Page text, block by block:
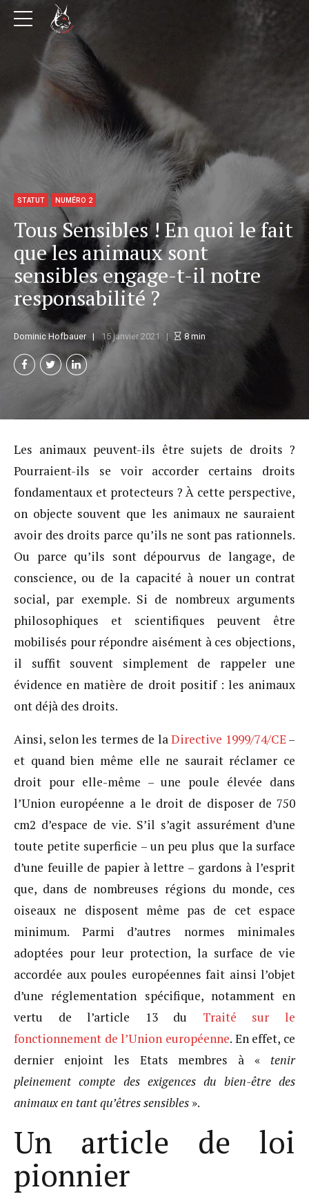
STATUT NUMÉRO 2
Tous Sensibles ! En quoi le fait
que les animaux sont
sensibles engage-t-il notre
responsabilité ?
Dominic Hofbauer 15 janvier 2021 8min
Les animaux peuvent-ils être sujets de droits ?
Pourraient-ils se voir accorder certains droits
fondamentaux et protecteurs ? À cette perspective,
on objecte souvent que les animaux ne sauraient
avoir des droits parce qu’ils ne sont pas rationnels.
Ou parce qu’ils sont dépourvus de langage, de
conscience, ou de la capacité à nouer un contrat
social, par exemple. Si de nombreux arguments
philosophiques et scientifiques peuvent être
mobilisés pour répondre aisément à ces objections,
il suffit souvent simplement de rappeler une
évidence en matière de droit positif : les animaux
ont déjà des droits.
Ainsi, selon les termes de laDirective 1999/74/CE –
et quand bien même elle ne saurait réclamer ce
droit pour elle-même – une poule élevée dans
l’Union européenne a le droit de disposer de 750
cm2 d’espace de vie. S’il s’agit assurément d’une
toute petite superficie – un peu plus que la surface
d’une feuille de papier à lettre – gardons à l’esprit
que, dans de nombreuses régions du monde, ces
oiseaux ne disposent même pas de cet espace
minimum. Parmi d’autres normes minimales
adoptées pour leur protection, la surface de vie
accordée aux poules européennes fait ainsi l’objet
d’une réglementation spécifique, notamment en
vertu de l’article 13 du Traité sur le
fonctionnement de l’Union européenne. En effet, ce
dernier enjoint les Etats membres à « tenir
pleinement compte des exigences du bien-être des
animaux en tant qu’êtres sensibles ».
Un article de loi
pionnier